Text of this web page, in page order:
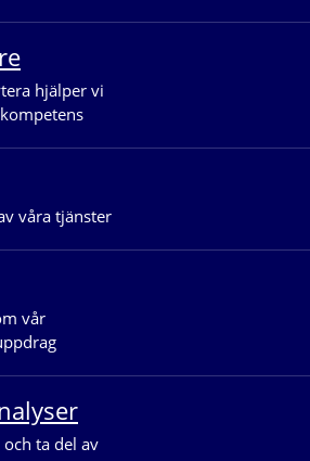
hjälper vi
våra tjänster
vår
ta del av